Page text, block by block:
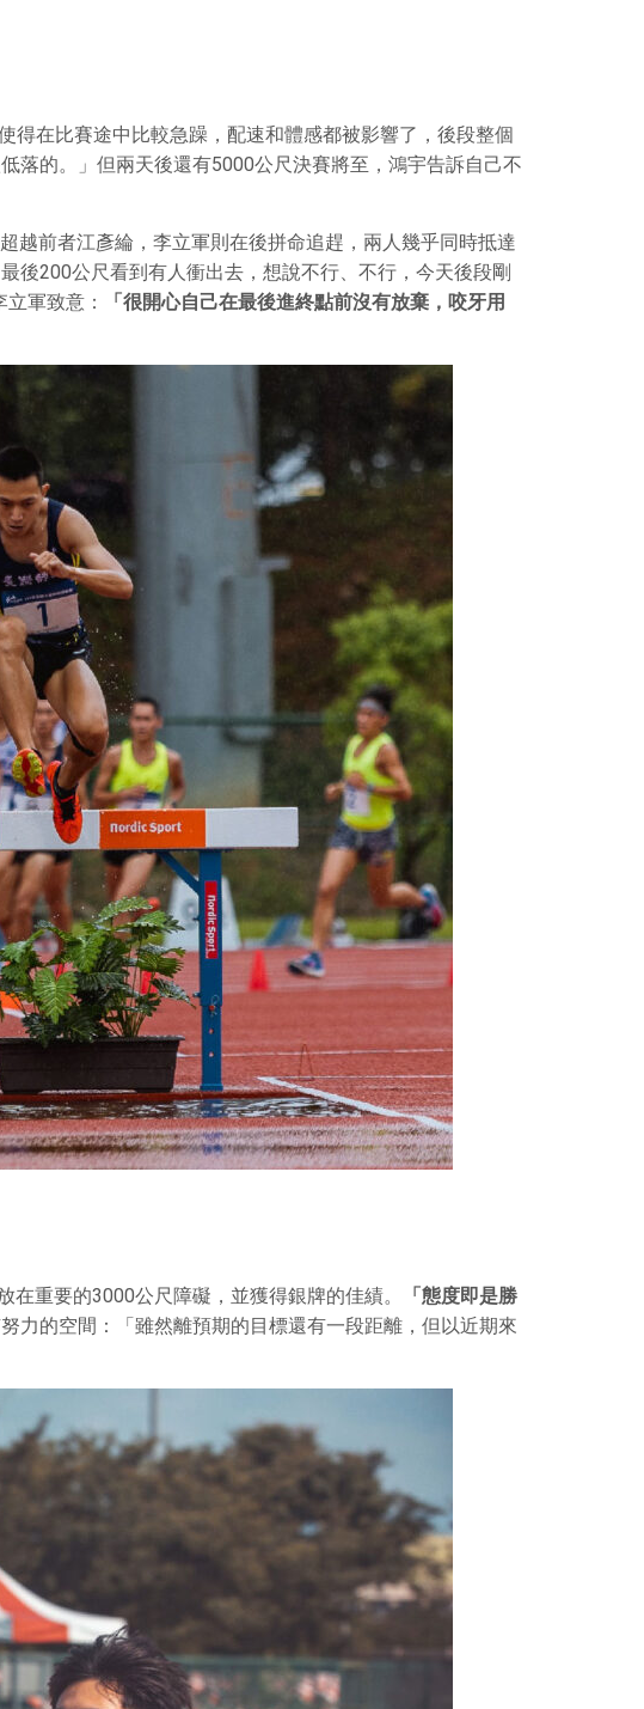
在比賽途中比較急躁，配速和體感都被影響了，後段整個
落的。」但兩天後還有5000公尺決賽將至，鴻宇告訴自己不
越前者江彥綸，李立軍則在後拼命追趕，兩人幾乎同時抵達
後200公尺看到有人衝出去，想說不行、不行，今天後段剛
軍致意：
「很開心自己在最後進終點前沒有放棄，咬牙用
重要的3000公尺障礙，並獲得銀牌的佳績。
「態度即是勝
力的空間：「雖然離預期的目標還有一段距離，但以近期來